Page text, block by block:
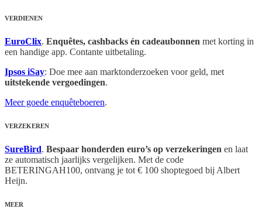
VERDIENEN
EuroClix. Enquêtes, cashbacks én cadeaubonnen met korting in
een handige app. Contante uitbetaling.
Ipsos iSay: Doe mee aan marktonderzoeken voor geld, met
uitstekende vergoedingen.
Meer goede enquêteboeren.
VERZEKEREN
SureBird. Bespaar honderden euro’s op verzekeringen en laat
ze automatisch jaarlijks vergelijken. Met de code
BETERINGAH100, ontvang je tot € 100 shoptegoed bij Albert
Heijn.
MEER